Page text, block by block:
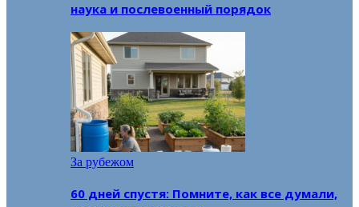
наука и послевоенный порядок
За рубежом
60 дней спустя: Помните, как все думали,